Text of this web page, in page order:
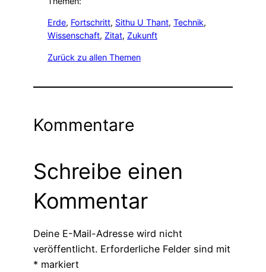
Erde, Fortschritt, Sithu U Thant, Technik
Wissenschaft, Zitat, Zukunft
Zurück zu allen Themen
Kommentare
Schreibe einen
Kommentar
Deine E-Mail-Adresse wird nicht
veröffentlicht. Erforderliche Felder sind mit
* markiert